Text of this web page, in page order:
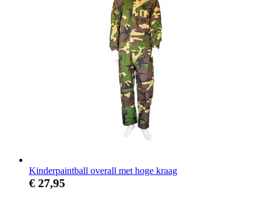
Kinderpaintball overall met hoge kraag
€ 27,95